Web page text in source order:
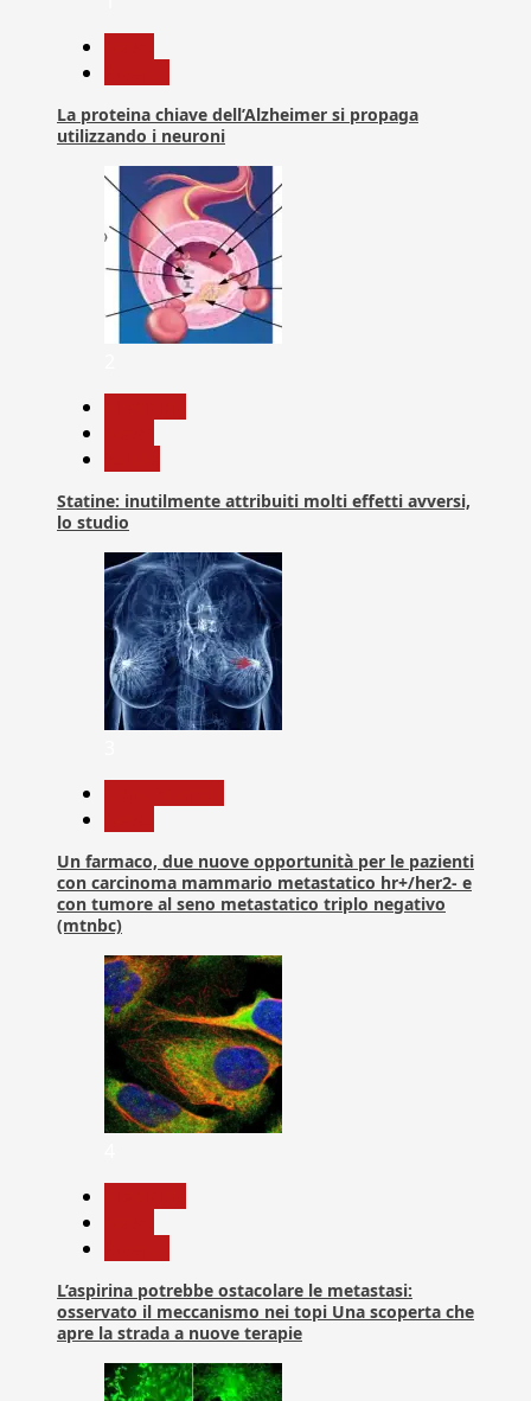
La proteina chiave dell’Alzheimer si propaga
utilizzando i neuroni
Statine: inutilmente attribuiti molti effetti avversi,
lo studio
Un farmaco, due nuove opportunità per le pazienti
con carcinoma mammario metastatico hr+/her2- e
con tumore al seno metastatico triplo negativo
(mtnbc)
L’aspirina potrebbe ostacolare le metastasi:
osservato il meccanismo nei topi Una scoperta che
apre la strada a nuove terapie